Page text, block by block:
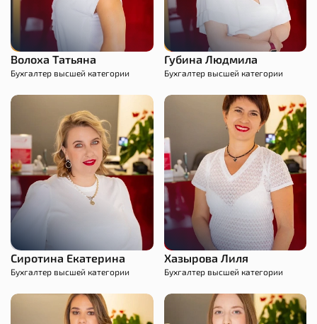
Волоха Татьяна
Бухгалтер высшей категории
Губина Людмила
Бухгалтер высшей категории
Сиротина Екатерина
Бухгалтер высшей категории
Хазырова Лиля
Бухгалтер высшей категории